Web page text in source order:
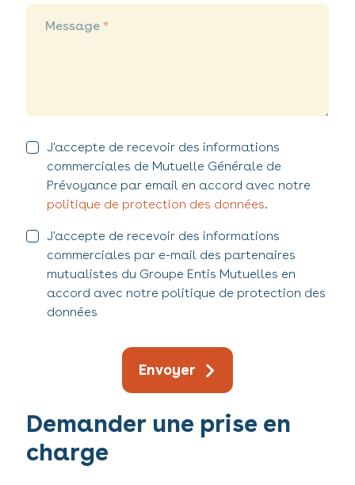
Message*
J'accepte de recevoir des informations
commerciales de Mutuelle Générale de
Prévoyance par email en accord avec notre
politique de protection des données.
J'accepte de recevoir des informations
commerciales par e-mail des partenaires
mutualistes du Groupe Entis Mutuelles en
accord avec notre politique de protection des
données
Envoyer
Demander
une
prise
Demander une prise en
charge